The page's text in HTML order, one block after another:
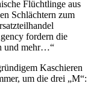
Flüchtlinge aus
Schlächtern zum
fordern die
und mehr…“
Kaschieren
um die drei „M“: